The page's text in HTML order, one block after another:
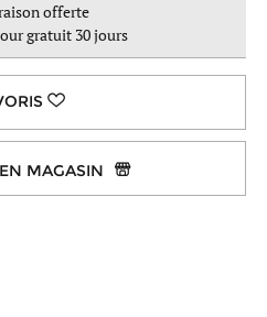
offerte
gratuit 30 jours
MAGASIN